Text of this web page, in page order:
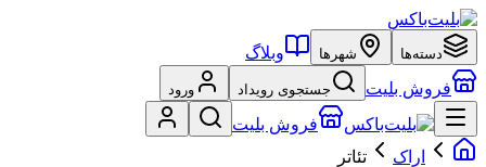
دسته‌ها شهرها
وبلاگ
فروش بلیت
جستجوی رویداد ورود
فروش بلیت
اراک
تئاتر